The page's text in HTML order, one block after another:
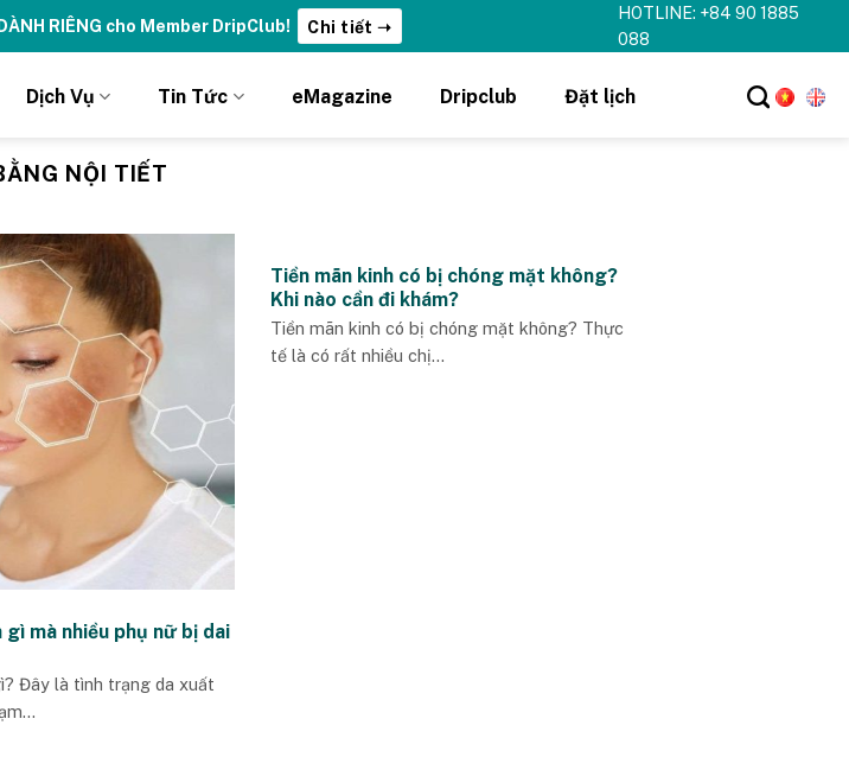
RIÊNG cho Member DripClub! Chi tiết ➝
HOTLINE: +84 90 1885
088
Dịch Vụ Tin Tức eMagazine Dripclub Đặt lịch
NỘI TIẾT
mà nhiều phụ nữ bị dai
Đây là tình trạng da xuất
Tiền mãn kinh có bị chóng mặt không?
Khi nào cần đi khám?
Tiền mãn kinh có bị chóng mặt không? Thực
tế là có rất nhiều chị...